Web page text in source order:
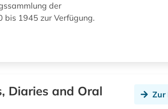
der
bis 1945 zur Verfügung.
Diaries and Oral
Zur